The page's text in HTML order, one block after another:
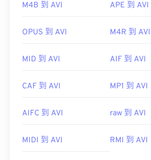
M4B 到 AVI APE 到 AVI
OPUS 到 AVI M4R 到 AVI
MID 到 AVI AIF 到 AVI
CAF 到 AVI MP1 到 AVI
AIFC 到 AVI raw 到 AVI
MIDI 到 AVI RMI 到 AVI